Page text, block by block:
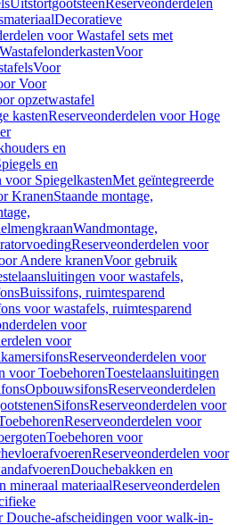
UitstortgootsteenReserveonderdelen
Decoratieve
voor Wastafel sets met
Voor
Voor
Voor
opzetwastafel
kastenReserveonderdelen voor Hoge
en
en
voor SpiegelkastenMet geïntegreerde
KranenStaande montage,
Wandmontage,
Reserveonderdelen voor
Andere kranenVoor gebruik
voor wastafels,
Buissifons, ruimtesparend
voor wastafels, ruimtesparend
voor
voor
Reserveonderdelen voor
voor ToebehorenToestelaansluitingen
OpbouwsifonsReserveonderdelen
SifonsReserveonderdelen voor
Reserveonderdelen voor
Toebehoren voor
Reserveonderdelen voor
Douchebakken en
mineraal materiaalReserveonderdelen
Douche-afscheidingen voor walk-in-